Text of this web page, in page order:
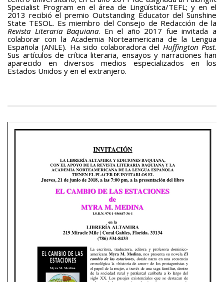
Specialist Program en el área de Lingüística/TEFL; y en el
2013 recibió el premio Outstanding Educator del Sunshine
State TESOL. Es miembro del Consejo de Redacción de la
Revista Literaria Baquiana. En el año 2017 fue invitada a
colaborar con la Academia Norteamericana de la Lengua
Española (ANLE). Ha sido colaboradora del Huffington Post.
Sus artículos de crítica literaria, ensayos y narraciones han
aparecido en diversos medios especializados en los
Estados Unidos y en el extranjero.